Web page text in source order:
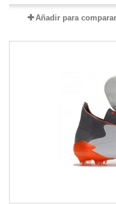
Añadir para comparar